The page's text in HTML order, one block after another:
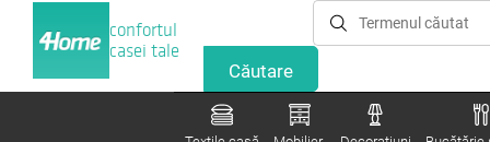
confortul
casei tale